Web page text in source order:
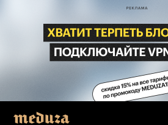
материалам